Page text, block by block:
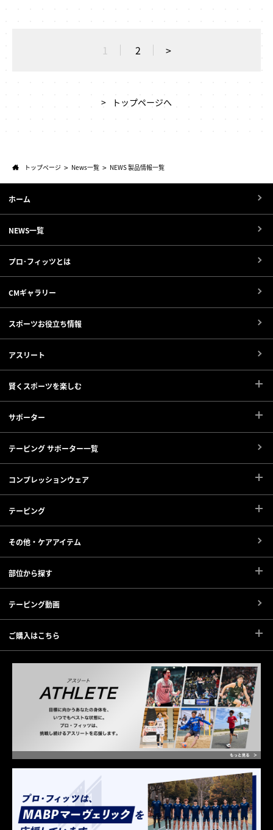
1 2 >
トップページへ
トップページ News一覧 NEWS 製品情報一覧
ホーム
NEWS一覧
プロ･フィッツとは
CMギャラリー
スポーツお役立ち情報
アスリート
賢くスポーツを楽しむ
サポーター
テーピング サポーター一覧
コンプレッションウェア
テーピング
その他・ケアアイテム
部位から探す
テーピング動画
ご購入はこちら